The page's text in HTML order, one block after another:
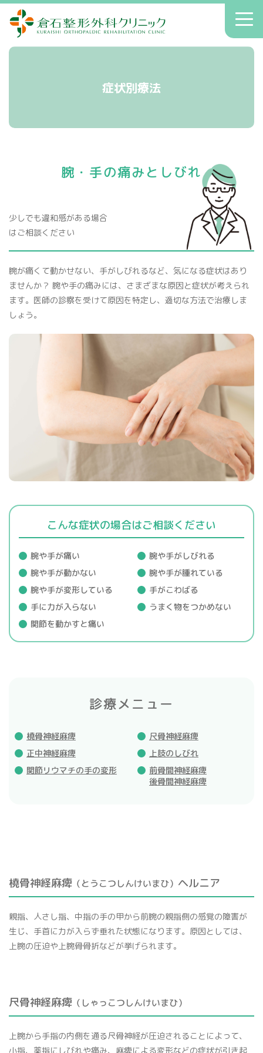
倉石整形外科クリニック
初診の方へ
患者さんの声
骨密度検査
プライバシーポリシー
マイナンバー保険証利用について
症状別療法
腕・手の痛みとしびれ
少しでも違和感がある場合
はご相談ください
腕が痛くて動かせない、手がしびれるなど、気になる症状はあり
ませんか？ 腕や手の痛みには、さまざまな原因と症状が考えられ
ます。医師の診察を受けて原因を特定し、適切な方法で治療しま
しょう。
こんな症状の場合はご相談ください
腕や手が痛い
腕や手がしびれる
腕や手が動かない
腕や手が腫れている
腕や手が変形している
手がこわばる
手に力が入らない
うまく物をつかめない
関節を動かすと痛い
診療メニュー
橈骨神経麻痺
尺骨神経麻痺
正中神経麻痺
上肢のしびれ
関節リウマチの手の変形
前骨間神経麻痺
後骨間神経麻痺
橈骨神経麻痺 （とうこつしんけいまひ） ヘルニア
親指、人さし指、中指の手の甲から前腕の親指側の感覚の障害が
生じ、手首に力が入らず垂れた状態になります。原因としては、
上腕の圧迫や上腕骨骨折などが挙げられます。
尺骨神経麻痺 （しゃっこつしんけいまひ）
上腕から手指の内側を通る尺骨神経が圧迫されることによって、
小指、薬指にしびれや痛み、麻痺による変形などの症状が引き起